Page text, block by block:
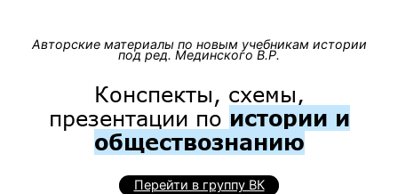
Авторские материалы по новым учебникам истории
под ред. Мединского В.Р.
Конспекты, схемы,
презентации по истории и
обществознанию
Перейти в группу ВК